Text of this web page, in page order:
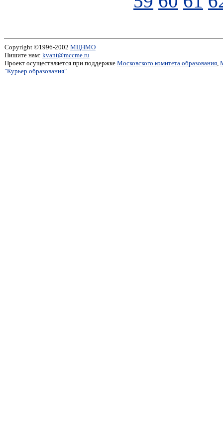
Copyright ©1996-2002 МЦНМО
Пишите нам: kvant@mccme.ru
Проект осуществляется при поддержке Московского комитета образования,
"Курьер образования"